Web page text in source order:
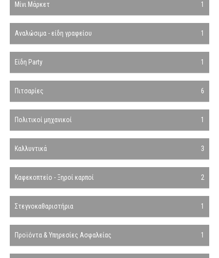
Μίνι Μάρκετ 1
Αναλώσιμα - είδη γραφείου 1
Είδη Party 1
Πιτσαρίες 6
Πολιτικοί μηχανικοί 1
Καλλυντικά 3
Καφεκοπτείο - Ξηροί καρποί 2
Στεγνοκαθαριστήρια 1
Προϊόντα & Υπηρεσίες Ασφαλείας 1